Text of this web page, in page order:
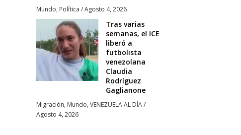
Mundo, Política /Agosto 4, 2026
Tras varias
semanas, el ICE
liberó a
futbolista
venezolana
Claudia
Rodríguez
Gaglianone
Migración, Mundo, VENEZUELA AL DÍA/
Agosto 4, 2026